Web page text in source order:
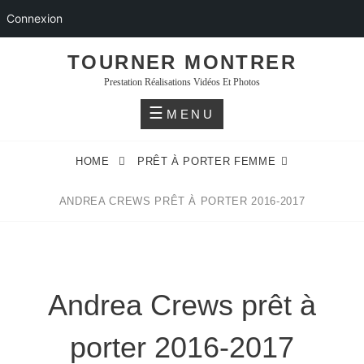
Connexion
TOURNER MONTRER
Prestation Réalisations Vidéos Et Photos
MENU
HOME PRÊT À PORTER FEMME
ANDREA CREWS PRÊT À PORTER 2016-2017
Andrea Crews prêt à
porter 2016-2017